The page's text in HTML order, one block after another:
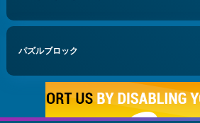
パズルブロック